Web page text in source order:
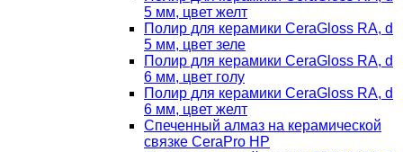
5 мм, цвет желт
Полир для керамики CeraGloss RA, d
5 мм, цвет зеле
Полир для керамики CeraGloss RA, d
6 мм, цвет голу
Полир для керамики CeraGloss RA, d
6 мм, цвет желт
Спеченный алмаз на керамической
связке CeraPro HP